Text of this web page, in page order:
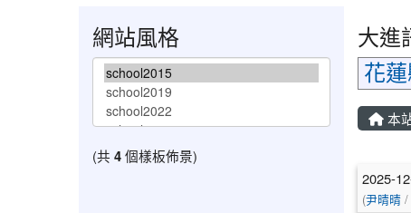
大進
花蓮
本
文
2025-
(尹晴晴/
網站風格
(共 4個樣板佈景)